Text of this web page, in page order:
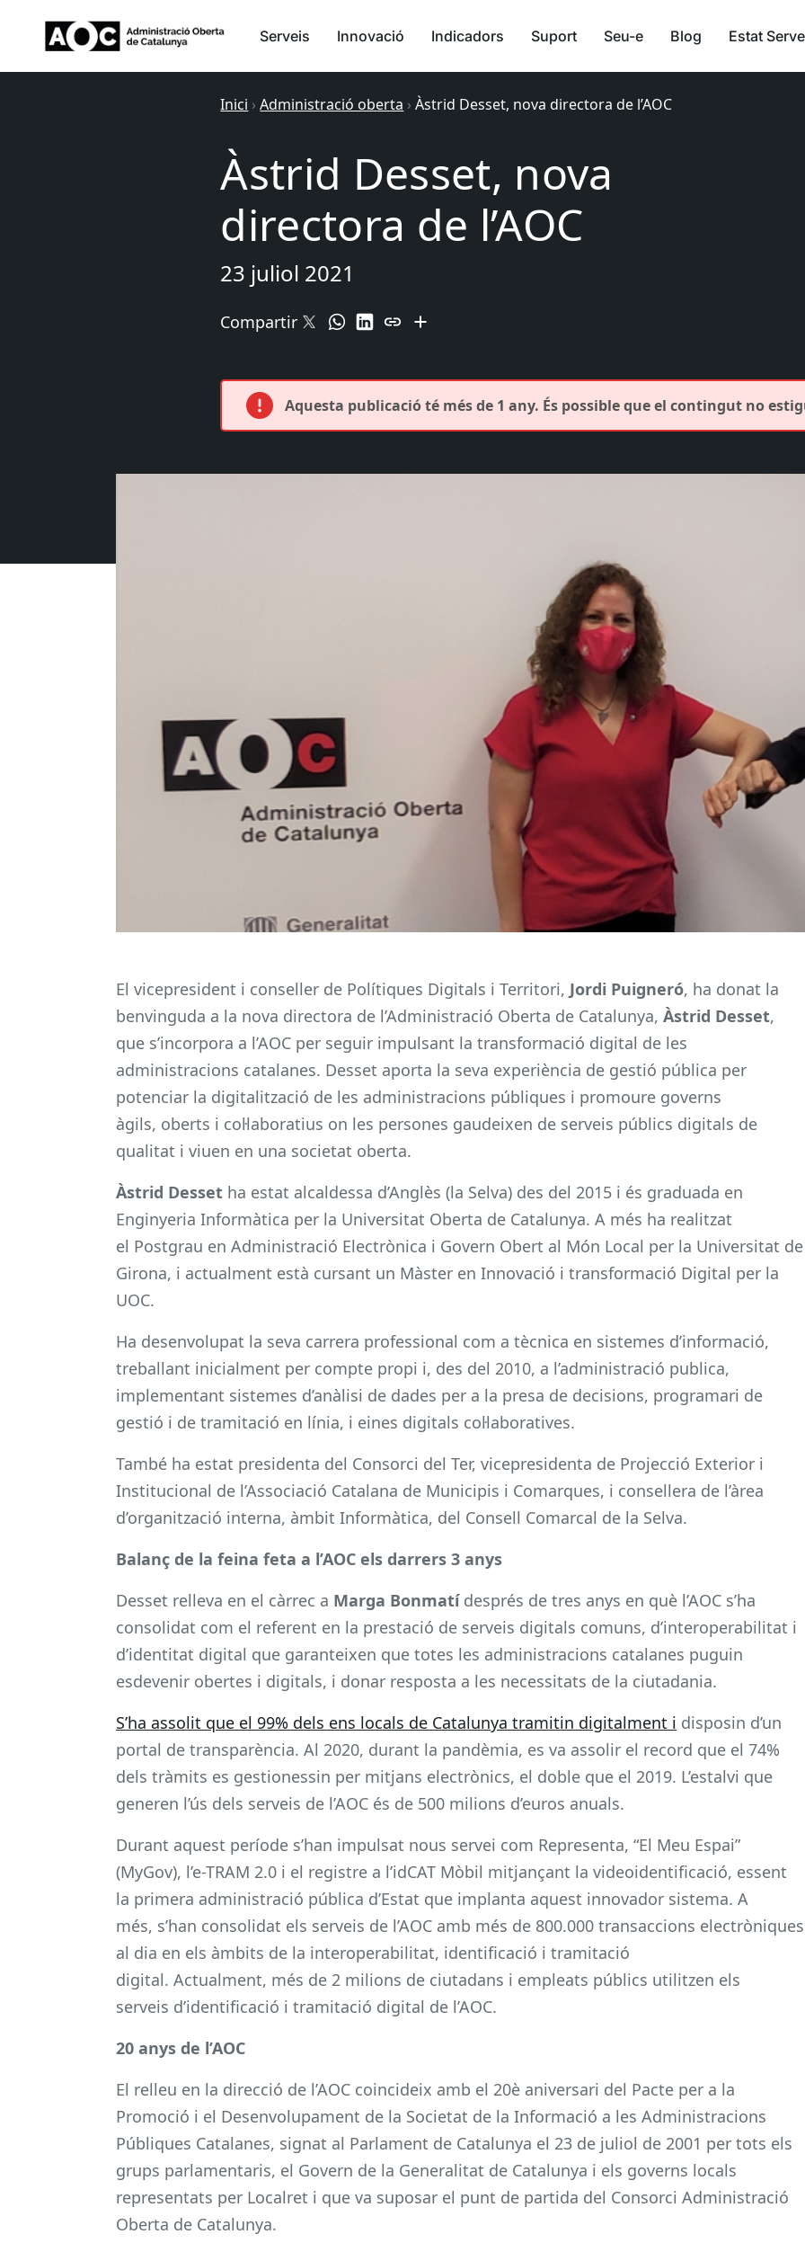
Serveis Innovació Indicadors Suport Seu-e Blog Estat
Inici ›Administració oberta ›Àstrid Desset, nova directora de l’AOC
Àstrid Desset, nova
directora de l’AOC
23 juliol 2021
Compartir
Aquesta publicació té més de 1 any. És possible que el contingut no
El vicepresident i conseller de Polítiques Digitals i Territori, Jordi Puigneró, ha donat la
benvinguda a la nova directora de l’Administració Oberta de Catalunya, Àstrid Desset,
que s’incorpora a l’AOC per seguir impulsant la transformació digital de les
administracions catalanes. Desset aporta la seva experiència de gestió pública per
potenciar la digitalització de les administracions públiques i promoure governs
àgils, oberts i col·laboratius on les persones gaudeixen de serveis públics digitals de
qualitat i viuen en una societat oberta.
Àstrid Desset ha estat alcaldessa d’Anglès (la Selva) des del 2015 i és graduada en
Enginyeria Informàtica per la Universitat Oberta de Catalunya. A més ha realitzat
el Postgrau en Administració Electrònica i Govern Obert al Món Local per la Universitat de
Girona, i actualment està cursant un Màster en Innovació i transformació Digital per la
UOC.
Ha desenvolupat la seva carrera professional com a tècnica en sistemes d’informació,
treballant inicialment per compte propi i, des del 2010, a l’administració publica,
implementant sistemes d’anàlisi de dades per a la presa de decisions, programari de
gestió i de tramitació en línia, i eines digitals col·laboratives.
També ha estat presidenta del Consorci del Ter, vicepresidenta de Projecció Exterior i
Institucional de l’Associació Catalana de Municipis i Comarques, i consellera de l’àrea
d’organització interna, àmbit Informàtica, del Consell Comarcal de la Selva.
Balanç de la feina feta a l’AOC els darrers 3 anys
Desset relleva en el càrrec a Marga Bonmatídesprés de tres anys en què l’AOC s’ha
consolidat com el referent en la prestació de serveis digitals comuns, d’interoperabilitat i
d’identitat digital que garanteixen que totes les administracions catalanes puguin
esdevenir obertes i digitals, i donar resposta a les necessitats de la ciutadania.
S’ha assolit que el 99% dels ens locals de Catalunya tramitin digitalment i disposin d’un
portal de transparència. Al 2020, durant la pandèmia, es va assolir el record que el 74%
dels tràmits es gestionessin per mitjans electrònics, el doble que el 2019. L’estalvi que
generen l’ús dels serveis de l’AOC és de 500 milions d’euros anuals.
Durant aquest període s’han impulsat nous servei com Representa, “El Meu Espai”
(MyGov), l’e-TRAM 2.0 i el registre a l’idCAT Mòbil mitjançant la videoidentificació, essent
la primera administració pública d’Estat que implanta aquest innovador sistema. A
més, s’han consolidat els serveis de l’AOC amb més de 800.000 transaccions electròniques
al dia en els àmbits de la interoperabilitat, identificació i tramitació
digital. Actualment, més de 2 milions de ciutadans i empleats públics utilitzen els
serveis d’identificació i tramitació digital de l’AOC.
20 anys de l’AOC
El relleu en la direcció de l’AOC coincideix amb el 20è aniversari del Pacte per a la
Promoció i el Desenvolupament de la Societat de la Informació a les Administracions
Públiques Catalanes, signat al Parlament de Catalunya el 23 de juliol de 2001 per tots els
grups parlamentaris, el Govern de la Generalitat de Catalunya i els governs locals
representats per Localret i que va suposar el punt de partida del Consorci Administració
Oberta de Catalunya.